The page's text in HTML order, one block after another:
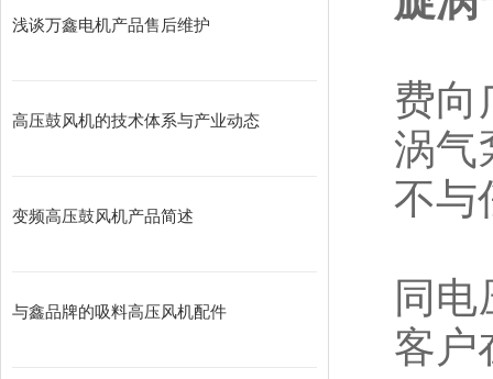
浅谈万鑫电机产品售后维护
高压鼓风机的技术体系与产业动态
变频高压鼓风机产品简述
与鑫品牌的吸料高压风机配件
费向
涡气
不与
同
客户